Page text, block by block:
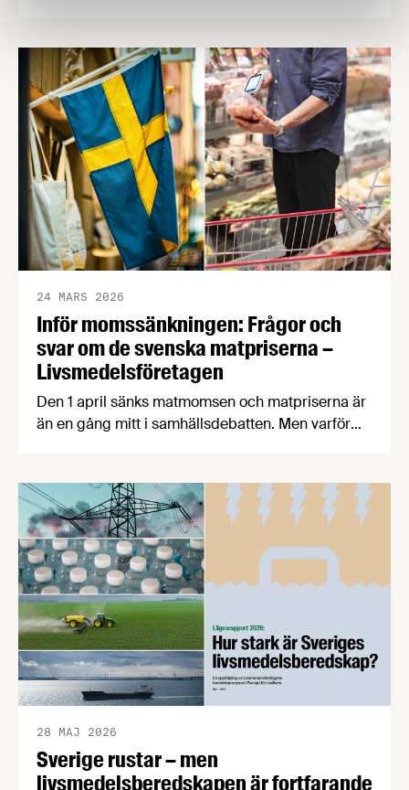
producenterna listar de viktigaste
konsumenttrenderna knuffar svenskproducerat
ner EMV från förstaplatsen och lågprisfaktorn
minskar rejält. Det är några av nyheterna i
Livsmedelsföretagens konjunkturbrev för Q4
2025.
Inför momssänkningen: Frågor och
svar om de svenska matpriserna –
Livsmedelsföretagen
24 MARS 2026
Den 1 april sänks matmomsen och matpriserna är
än en gång mitt i samhällsdebatten. Men varför
grannländer? Hur påverkas matpriserna av
klimatförändringar och Irankriget? Här svarar vi
på de vanligaste och viktigaste frågorna om de
svenska matpriserna. Matpriserna har …
Sverige rustar – men
livsmedelsberedskapen är fortfarande
28 MAJ 2026